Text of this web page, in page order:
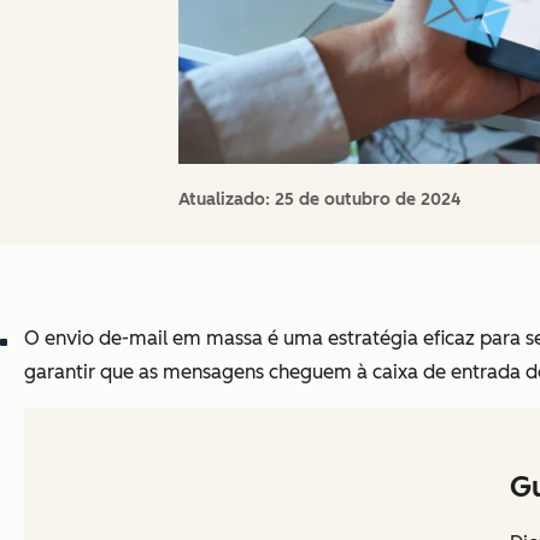
Atualizado: 25 de outubro de 2024
O envio de-mail em massa é uma estratégia eficaz para
garantir que as mensagens cheguem à caixa de entrada